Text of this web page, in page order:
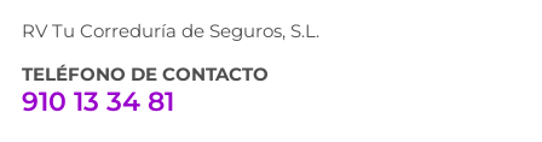
RV Tu Correduría de Seguros, S.L.
TELÉFONO DE CONTACTO
910 13 34 81